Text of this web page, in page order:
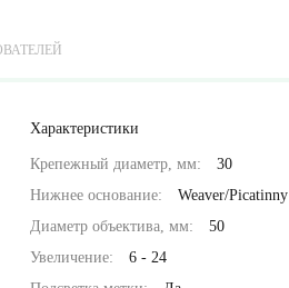
Характеристики
Крепежный диаметр, мм:
30
Нижнее основание:
Weaver/Picatinny
Диаметр объектива, мм:
50
Увеличение:
6 - 24